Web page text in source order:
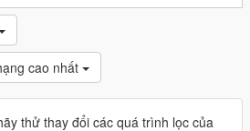
cao nhất
thử thay đổi các quá trình lọc của